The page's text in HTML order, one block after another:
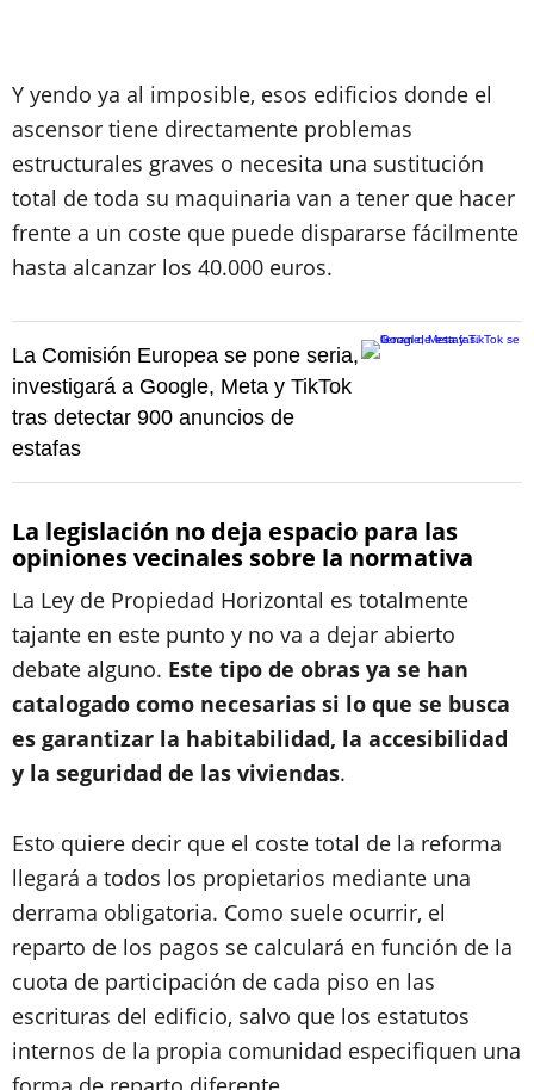
Y yendo ya al imposible, esos edificios donde el
ascensor tiene directamente problemas
estructurales graves o necesita una sustitución
total de toda su maquinaria van a tener que hacer
frente a un coste que puede dispararse fácilmente
hasta alcanzar los 40.000 euros.
La Comisión Europea se pone seria,
investigará a Google, Meta y TikTok
tras detectar 900 anuncios de
estafas
La legislación no deja espacio para las
opiniones vecinales sobre la normativa
La Ley de Propiedad Horizontal es totalmente
tajante en este punto y no va a dejar abierto
debate alguno. Este tipo de obras ya se han
catalogado como necesarias si lo que se busca
es garantizar la habitabilidad, la accesibilidad
y la seguridad de las viviendas.
Esto quiere decir que el coste total de la reforma
llegará a todos los propietarios mediante una
derrama obligatoria. Como suele ocurrir, el
reparto de los pagos se calculará en función de la
cuota de participación de cada piso en las
escrituras del edificio, salvo que los estatutos
internos de la propia comunidad especifiquen una